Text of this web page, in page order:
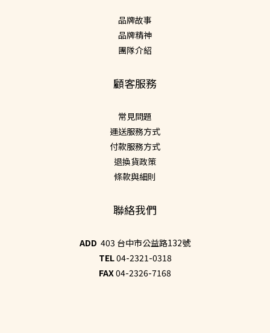
品牌故事
品牌精神
團隊介紹
顧客服務
常見問題
運送服務方式
付款服務方式
退換貨政策
條款與細則
聯絡我們
ADD 403 台中市公益路132號
TEL04-2321-0318
FAX04-2326-7168